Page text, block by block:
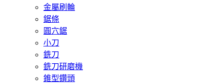
金屬刷輪
鋸條
圓穴鋸
小刀
銑刀
銑刀研磨機
錐型鑽頭